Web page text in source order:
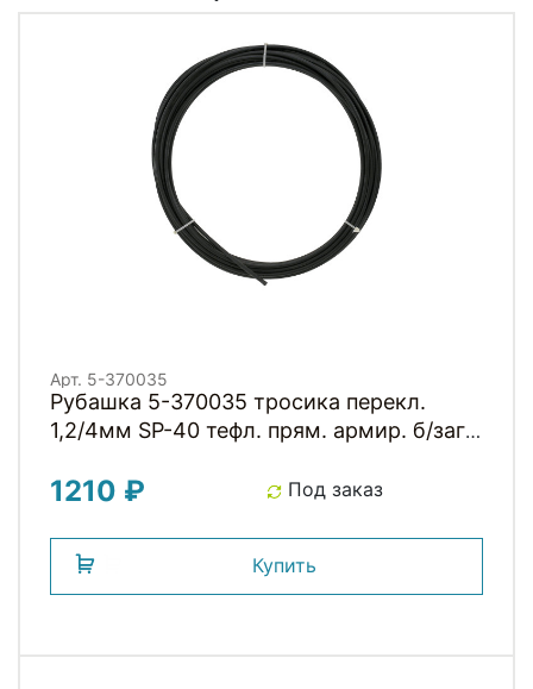
Арт. 5-370035
Рубашка 5-370035 тросика перекл.
1,2/4мм SP-40 тефл. прям. армир. б/загл.
1210 ₽ Под заказ
Купить